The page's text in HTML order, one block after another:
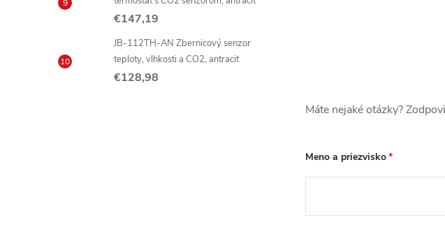
€147,19
JB-112TH-AN Zbernicový senzor
teploty, vlhkosti a CO2, antracit
€128,98
Máte nejaké otázky?
Meno a priezvisko